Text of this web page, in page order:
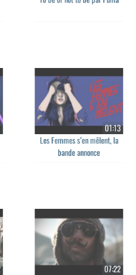
To be or not to be par Puma
01:13
Les Femmes s’en mêlent, la
07:22